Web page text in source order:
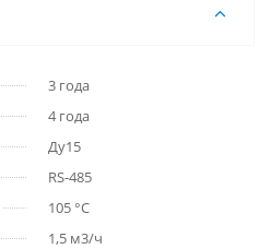
3 года
4 года
Ду15
RS-485
105 °C
1,5 м3/ч